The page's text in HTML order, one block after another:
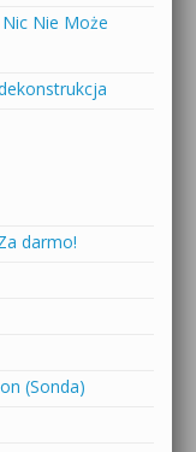
Nie Może
darmo!
(Sonda)